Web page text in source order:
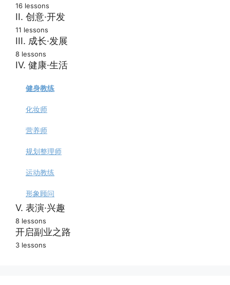
失败的创业者
准备测试
超哥最佳副业排行榜
社交媒体专家
文章写手
广告文案
跨境采购代理
法律顾问
电商运营专家
16 lessons
II. 创意·开发
网页设计师
插画师
建筑师
室内设计师
修图师
11 lessons
III. 成长·发展
写作指导
人生教练
演讲师
职业规划师
财务咨询师
英语老师（外语老师）
补课老师
培训师
8 lessons
IV. 健康·生活
健身教练
化妆师
营养师
规划整理师
运动教练
形象顾问
V. 表演·兴趣
在线社群组织者
8 lessons
开启副业之路
3 lessons